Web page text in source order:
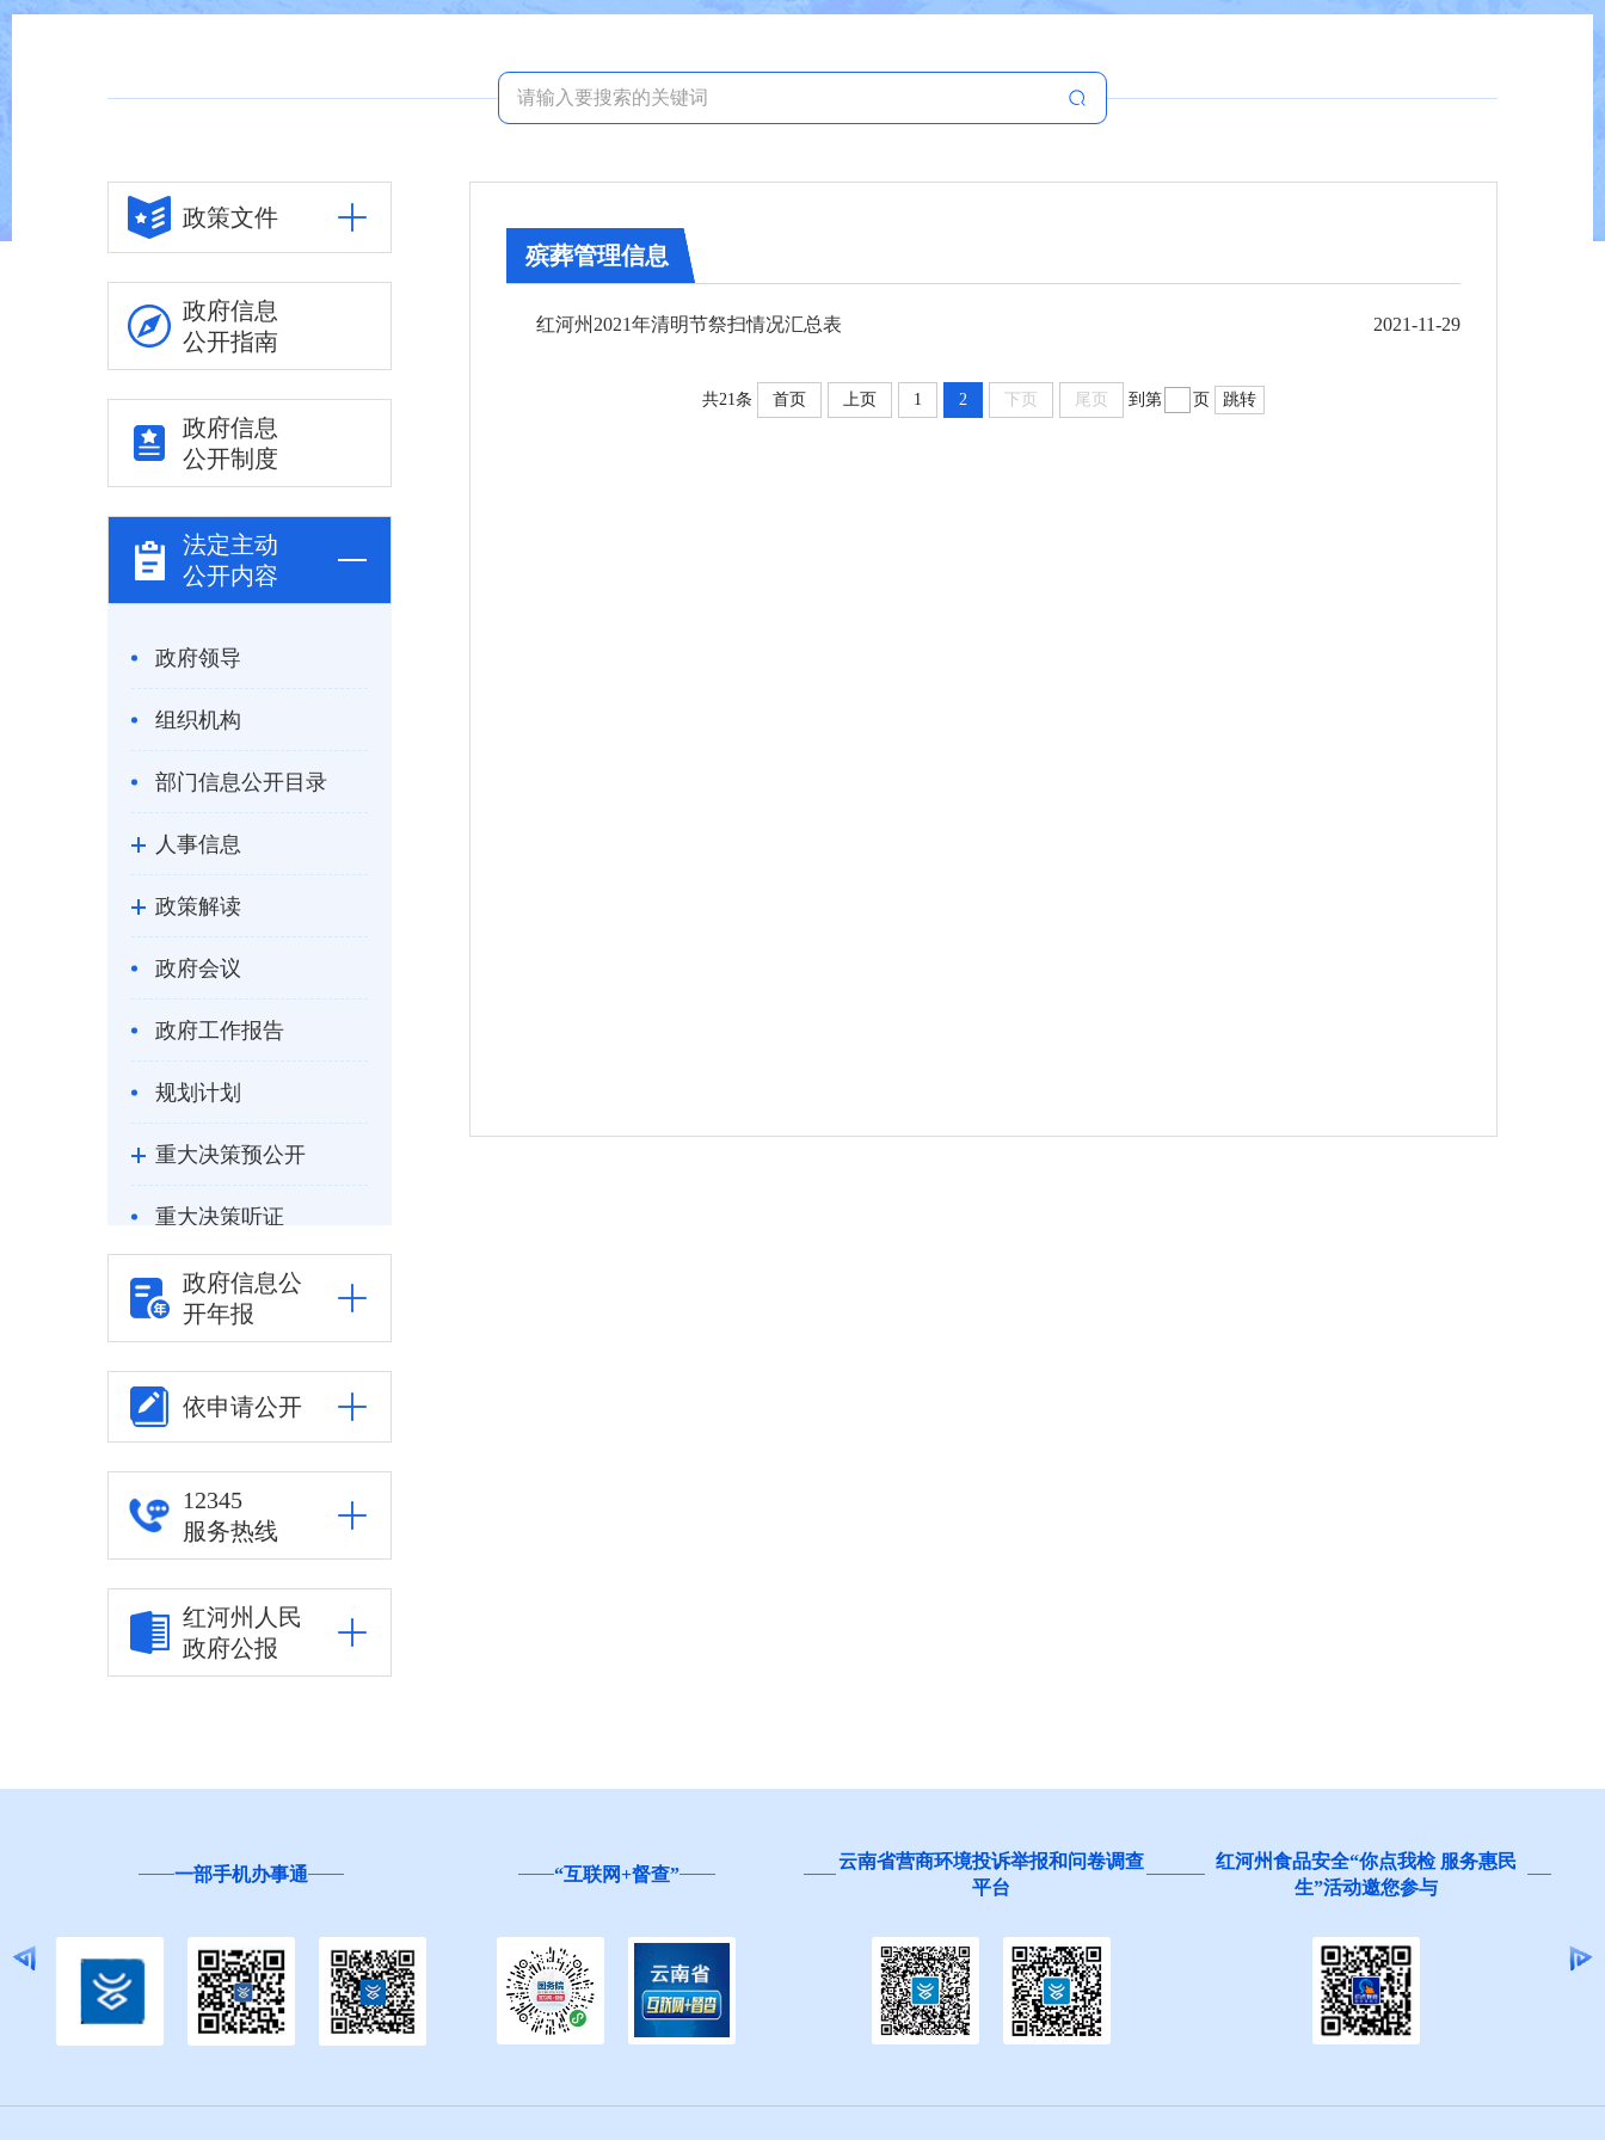
政策文件
政府信息
公开指南
政府信息
公开制度
法定主动
公开内容
政府领导
组织机构
部门信息公开目录
人事信息
政策解读
政府会议
政府工作报告
规划计划
重大决策预公开
重大决策听证
统计信息
自然资源
公安司法
重点领域信息公开
审批改革
住房保障信息公开
市场监管信息公开
环境保护信息公开
减税降费信息公开
政府信息公
开年报
依申请公开
12345
服务热线
红河州人民
政府公报
殡葬管理信息
红河州2021年清明节祭扫情况汇总表 2021-11-29
共21条 首页 上页 1 2 下页 尾页 到第 页 跳转
一部手机办事通 “互联网+督查”
云南省营商环境投诉举报和问卷调查
平台
红河州食品安全“你点我检 服务惠民
生”活动邀您参与